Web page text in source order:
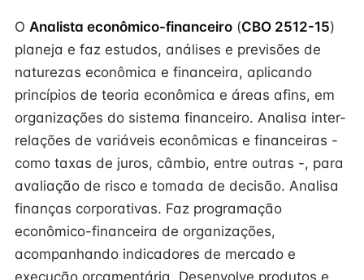
O Analista econômico-financeiro (CBO 2512-15)
planeja e faz estudos, análises e previsões de
naturezas econômica e financeira, aplicando
princípios de teoria econômica e áreas afins, em
organizações do sistema financeiro. Analisa inter-
relações de variáveis econômicas e financeiras -
como taxas de juros, câmbio, entre outras -, para
avaliação de risco e tomada de decisão. Analisa
finanças corporativas. Faz programação
econômico-financeira de organizações,
acompanhando indicadores de mercado e
execução orçamentária. Desenvolve produtos e